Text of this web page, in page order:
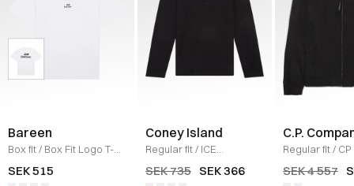
Bareen
Box fit/ Box Fit Logo T-
shirt /WHITE
SEK 515
Coney Island
Regular fit/ ICE
Sweatshirt
/BLACK
SEK 735 SEK 366
C.P.
Regular fit/
Jacka /SORT
SEK 4 557